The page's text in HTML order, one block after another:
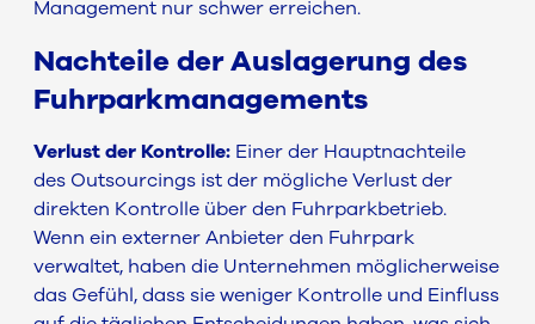
Management nur schwer erreichen.
Nachteile der Auslagerung des
Fuhrparkmanagements
Verlust der Kontrolle: Einer der Hauptnachteile
des Outsourcings ist der mögliche Verlust der
direkten Kontrolle über den Fuhrparkbetrieb.
Wenn ein externer Anbieter den Fuhrpark
verwaltet, haben die Unternehmen möglicherweise
das Gefühl, dass sie weniger Kontrolle und Einfluss